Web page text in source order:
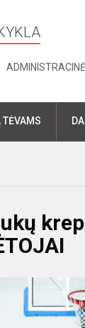
TĖVAMS